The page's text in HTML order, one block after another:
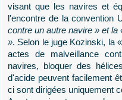
visant que les navires et
l'encontre de la convention
contre un autre navire » et
». Selon le juge Kozinski, la
actes de malveillance
navires, bloquer des
d'acide peuvent facilement
ci sont dirigées uniquement